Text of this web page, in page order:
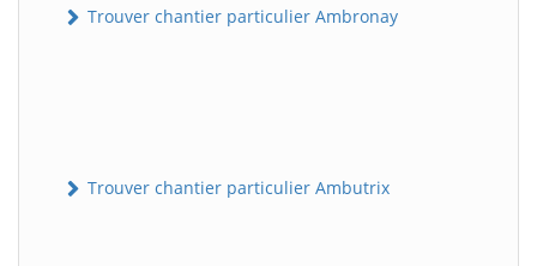
Trouver chantier particulier Ambronay
Trouver chantier particulier Ambutrix